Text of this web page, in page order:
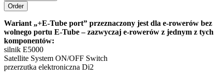
Wariant „+E-Tube port” przeznaczony jest dla e-rowerów bez
wolnego portu E-Tube – zazwyczaj e-rowerów z jednym z tych
komponentów:
silnik E5000
Satellite System ON/OFF Switch
przerzutka elektroniczna Di2